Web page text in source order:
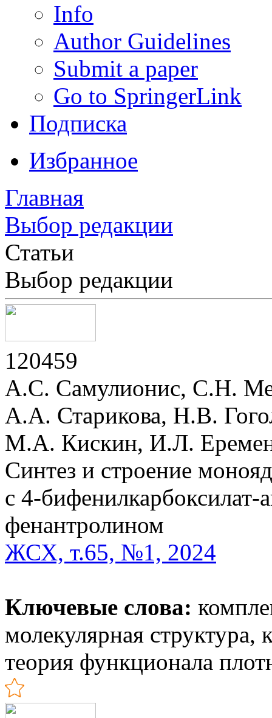
Info
Author Guidelines
Submit a paper
Go to SpringerLink
Подписка
Избранное
Главная
Выбор редакции
Статьи
Выбор редакции
120459
А.С. Самулионис, С.Н.
А.А. Старикова, Н.В.
М.А. Кискин, И.Л.
Синтез и строение
с 4-
фенантролином
ЖСХ, т.65, №1, 2024
Ключевые слова:
молекулярная структура,
теория функционала